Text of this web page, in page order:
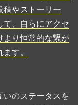
稿やストーリー
て、自らにアクセ
より恒常的な繋が
す。
いのステータスを